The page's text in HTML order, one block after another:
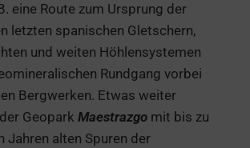
eine Route zum Ursprung der
letzten spanischen Gletschern,
und weiten Höhlensystemen
Rundgang vorbei
Bergwerken. Etwas weiter
Geopark Maestrazgo mit bis zu
Jahren alten Spuren der